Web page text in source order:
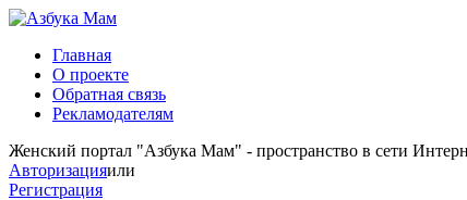
Главная
О проекте
Обратная связь
Рекламодателям
Женский портал "Азбука Мам" - пространство в сети
Авторизацияили
Регистрация